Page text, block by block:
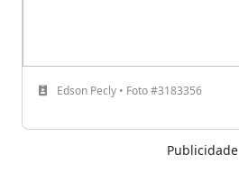
Edson Pecly • Foto #3183356
Publicidade